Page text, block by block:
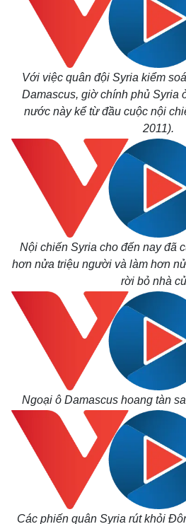
Thế giới
Quan sát
Cuộc sống đó đây
Với việc quân đội Syria kiểm
Damascus, giờ chính phủ Syria
nước này kể từ đầu cuộc nội
2011).
Nội chiến Syria cho đến nay đã
hơn nửa triệu người và làm hơn
rời bỏ nhà
Ngoại ô Damascus hoang tàn
Các phiến quân Syria rút khỏi